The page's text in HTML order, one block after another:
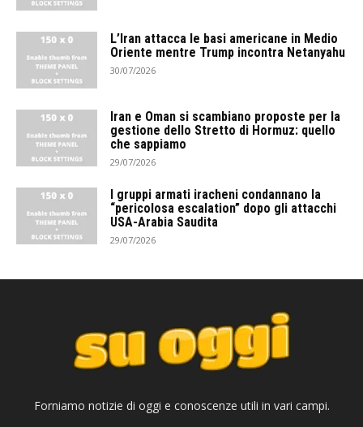
L’Iran attacca le basi americane in Medio
Oriente mentre Trump incontra Netanyahu
30/07/2026
Iran e Oman si scambiano proposte per la
gestione dello Stretto di Hormuz: quello
che sappiamo
29/07/2026
I gruppi armati iracheni condannano la
“pericolosa escalation” dopo gli attacchi
USA-Arabia Saudita
29/07/2026
Forniamo notizie di oggi e conoscenze utili in vari campi.